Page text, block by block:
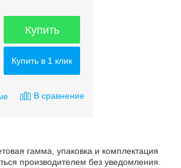
Купить
Купить в 1 клик
В сравнение
гамма, упаковка и комплектация
производителем без уведомления.